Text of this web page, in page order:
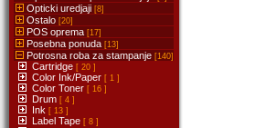
Opticki uredjaji [8]
Ostalo [20]
POS oprema [17]
Posebna ponuda [13]
Potrosna roba za stampanje [140]
Cartridge [ 20 ]
Color Ink/Paper [ 1 ]
Color Toner [ 16 ]
Drum [ 4 ]
Ink [ 13 ]
Label Tape [ 8 ]